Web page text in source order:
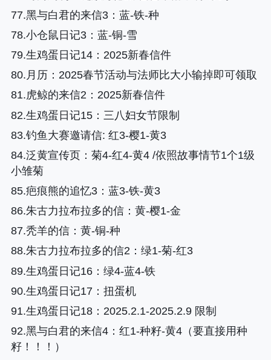
77.黑与白君的来信3：蓝-铁-种
78.小仓鼠日记3：蓝-铜-雪
79.生鸡蛋日记14：2025新春信件
80.月历 ：2025春节活动与法师比大小输掉即可领取
81.虎鲸的来信2：2025新春信件
82.生鸡蛋日记15：三八妇女节限制
83.钓鱼大赛邀请信: 红3-樱1-黄3
84.泛黄宣传页：菊4-红4-黄4 /依照故事情节1个1级
小雏菊
85.疤痕熊的追忆3：蓝3-铁-黄3
86.朱古力拉布拉多的信：黄-樱1-金
87.秃羊的信：黄-铜-种
88.朱古力拉布拉多的信2：绿1-菊-红3
89.生鸡蛋日记16：绿4-蓝4-铁
90.生鸡蛋日记17：扭蛋机
91.生鸡蛋日记18：2025.2.1-2025.2.9 限制
92.黑与白君的来信4：红1-种籽-黄4（要直接用种
籽！！！）